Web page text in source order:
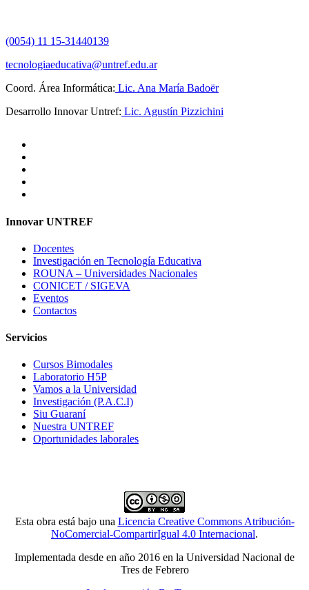
(0054) 11 15-31440139
tecnologiaeducativa@untref.edu.ar
Coord. Área Informática: Lic. Ana María Badoër
Desarrollo Innovar Untref: Lic. Agustín Pizzichini
Innovar UNTREF
Docentes
Investigación en Tecnología Educativa
ROUNA – Universidades Nacionales
CONICET / SIGEVA
Eventos
Contactos
Servicios
Cursos Bimodales
Laboratorio H5P
Vamos a la Universidad
Investigación (P.A.C.I)
Siu Guaraní
Nuestra UNTREF
Oportunidades laborales
Esta obra está bajo una Licencia Creative Commons Atribución-
NoComercial-CompartirIgual 4.0 Internacional.
Implementada desde en año 2016 en la Universidad Nacional de
Tres de Febrero